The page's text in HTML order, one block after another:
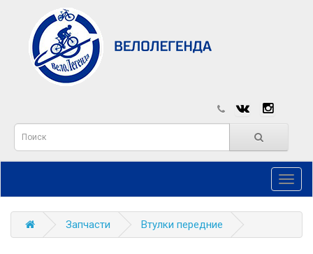
Запчасти Втулки передние